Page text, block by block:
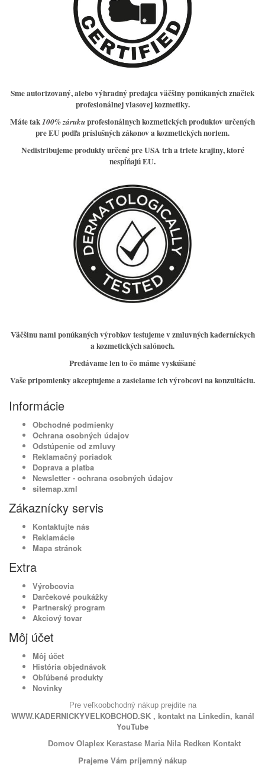
Smeautorizovaný, alebo výhradný predajca väčšinyponúkaných značiek
profesionálnej vlasovej kozmetiky.
Máte tak100% zárukuprofesionálnych kozmetických produktov určených
pre EU podľa príslušných zákonov a kozmetických noriem.
Nedistribujeme produkty určené pre USA trh a triete krajiny, ktoré
nespĺňajú EU.
Väčšinu nami ponúkaných výrobkov testujeme v zmluvných kaderníckych
a kozmetických salónoch.
Predávame len to čo máme vyskúšané
Vaše pripomienky akceptujeme a zasielame ich výrobcovi na konzultáciu.
Informácie
Obchodné podmienky
Ochrana osobných údajov
Odstúpenie od zmluvy
Reklamačný poriadok
Doprava a platba
Newsletter - ochrana osobných údajov
sitemap.xml
Zákaznícky servis
Kontaktujte nás
Reklamácie
Mapa stránok
Extra
Výrobcovia
Darčekové poukážky
Partnerský program
Akciový tovar
Môj účet
Môj účet
História objednávok
Obľúbené produkty
Novinky
Pre veľkoobchodný nákup prejdite na
WWW.KADERNICKYVELKOBCHOD.SK , kontakt na Linkedin, kanál
YouTube
Domov Olaplex Kerastase Maria Nila Redken Kontakt
Prajeme Vám príjemný nákup